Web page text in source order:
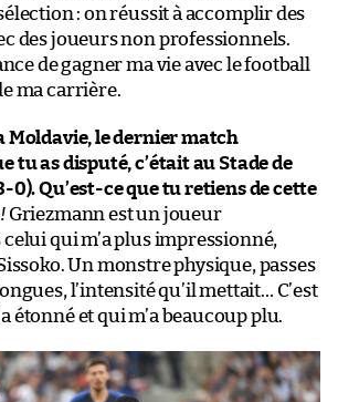
: on réussit à accomplir des
des joueurs non professionnels.
de gagner ma vie avec le football
ma carrière.
Moldavie, le dernier match
tu as disputé, c’était au Stade de
0). Qu’est-ce que tu retiens de cette
Griezmann est un joueur
qui m’a plus impressionné,
Un monstre physique, passes
l’intensité qu’il mettait… C’est
étonné et qui m’a beaucoup plu.